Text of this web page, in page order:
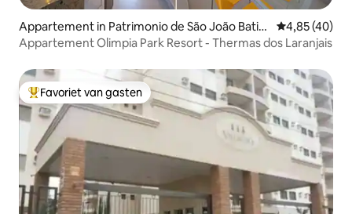
Appartement in Patrimonio de São João Batist
a
Gemiddelde
4,85 (40)
Appartement Olimpia Park Resort - Thermas dos Laranjais
Topfavoriet van gasten
Favoriet van gasten